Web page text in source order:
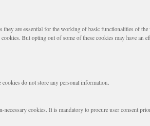
are essential for the working of basic functionalities of
But opting out of some of these cookies may have an
do not store any personal information.
cookies. It is mandatory to procure user consent